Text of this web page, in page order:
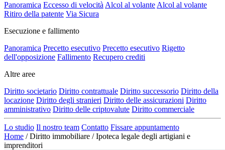
Panoramica Eccesso di velocità Alcol al volante Alcol al volante
Ritiro della patente Via Sicura
Esecuzione e fallimento
Panoramica Precetto esecutivo Precetto esecutivo Rigetto
dell'opposizione Fallimento Recupero crediti
Altre aree
Diritto societario Diritto contrattuale Diritto successorio Diritto della
locazione Diritto degli stranieri Diritto delle assicurazioni Diritto
amministrativo Diritto delle criptovalute Diritto commerciale
Lo studio Il nostro team Contatto Fissare appuntamento
Home / Diritto immobiliare / Ipoteca legale degli artigiani e
imprenditori